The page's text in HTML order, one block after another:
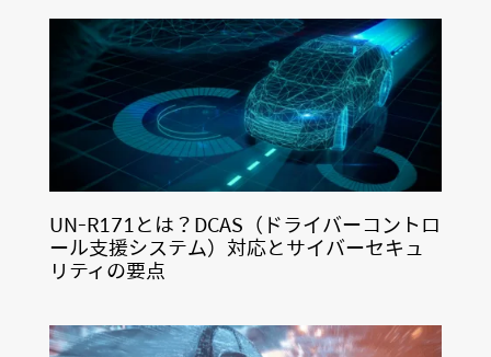
UN-R171とは？DCAS（ドライバーコントロ
ール支援システム）対応とサイバーセキュ
リティの要点